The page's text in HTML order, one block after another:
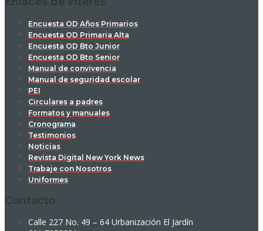
Encuesta OD Años Primarios
Encuesta OD Primaria Alta
Encuesta OD Bto Junior
Encuesta OD Bto Senior
Manual de convivencia
Manual de seguridad escolar
PEI
Circulares a padres
Formatos y manuales
Cronograma
Testimonios
Noticias
Revista Digital New York News
Trabaje con Nosotros
Uniformes
Contacto
Calle 227 No. 49 – 64 Urbanización El Jardín